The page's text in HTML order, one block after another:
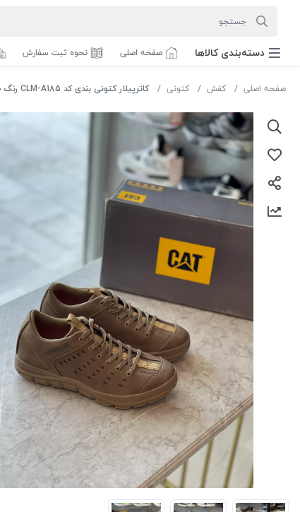
دسته‌بندی‌ کالاها صفحه اصلی نحوه ثبت سفارش
صفحه اصلی کفش کتونی کاترپیلار کتونی بندی کد CLM-A185 رنگ خاکی سایز 43